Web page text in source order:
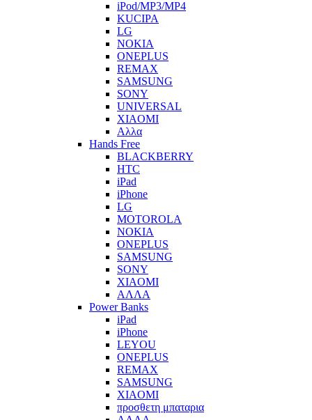
iPod/MP3/MP4
KUCIPA
LG
NOKIA
ONEPLUS
REMAX
SAMSUNG
SONY
UNIVERSAL
XIAOMI
Αλλα
Hands Free
BLACKBERRY
HTC
iPad
iPhone
LG
MOTOROLA
NOKIA
ONEPLUS
SAMSUNG
SONY
XIAOMI
ΑΛΛΑ
Power Banks
iPad
iPhone
LEYOU
ONEPLUS
REMAX
SAMSUNG
XIAOMI
προσθετη μπαταρια